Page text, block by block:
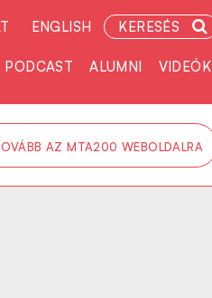
ENGLISH KERESÉS
PODCAST ALUMNI VIDEÓK
AZ MTA200 WEBOLDALRA